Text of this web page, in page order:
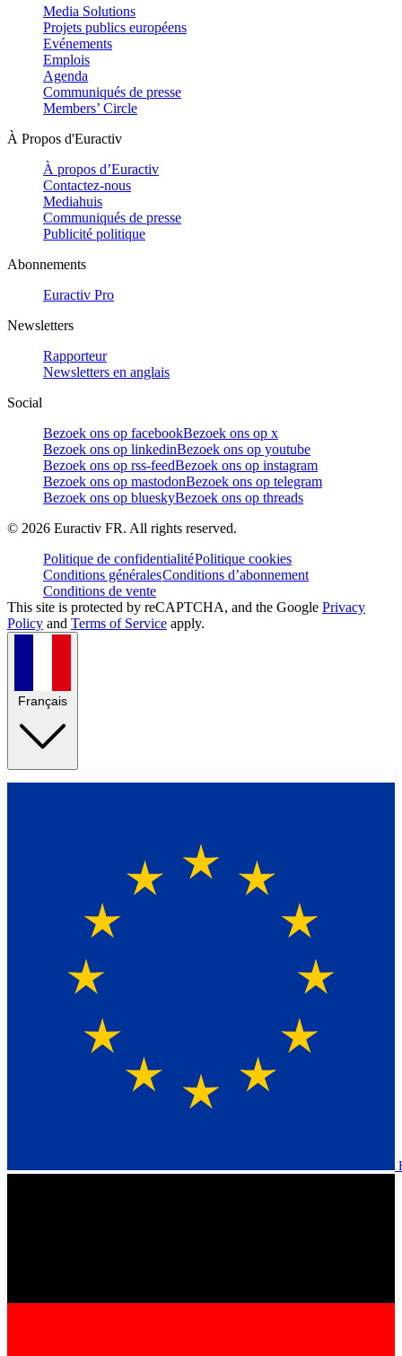
Media Solutions
Projets publics européens
Evénements
Emplois
Agenda
Communiqués de presse
Members’ Circle
À Propos d'Euractiv
À propos d’Euractiv
Contactez-nous
Mediahuis
Communiqués de presse
Publicité politique
Abonnements
Euractiv Pro
Newsletters
Rapporteur
Newsletters en anglais
Social
Bezoek ons op facebookBezoek ons op x
Bezoek ons op linkedinBezoek ons op youtube
Bezoek ons op rss-feedBezoek ons op instagram
Bezoek ons op mastodonBezoek ons op telegram
Bezoek ons op blueskyBezoek ons op threads
© 2026 Euractiv FR. All rights reserved.
Politique de confidentialitéPolitique cookies
Conditions généralesConditions d’abonnement
Conditions de vente
This site is protected by reCAPTCHA, and the Google Privacy
Policy and Terms of Service apply.
Français